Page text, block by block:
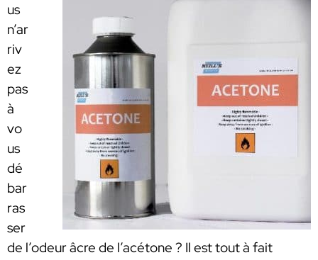
us
n’ar
riv
ez
pas
à
vo
us
dé
bar
ras
ser
de l’odeur âcre de l’acétone ? Il est tout à fait